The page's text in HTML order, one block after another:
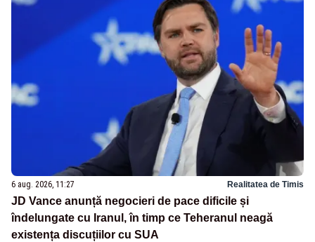
6 aug. 2026, 11:27 Realitatea de Timis
JD Vance anunță negocieri de pace dificile și
îndelungate cu Iranul, în timp ce Teheranul neagă
existența discuțiilor cu SUA